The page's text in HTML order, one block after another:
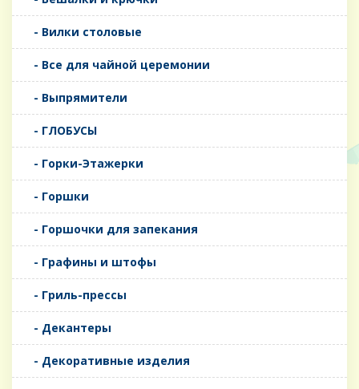
- Вилки столовые
- Все для чайной церемонии
- Выпрямители
- ГЛОБУСЫ
- Горки-Этажерки
- Горшки
- Горшочки для запекания
- Графины и штофы
- Гриль-прессы
- Декантеры
- Декоративные изделия